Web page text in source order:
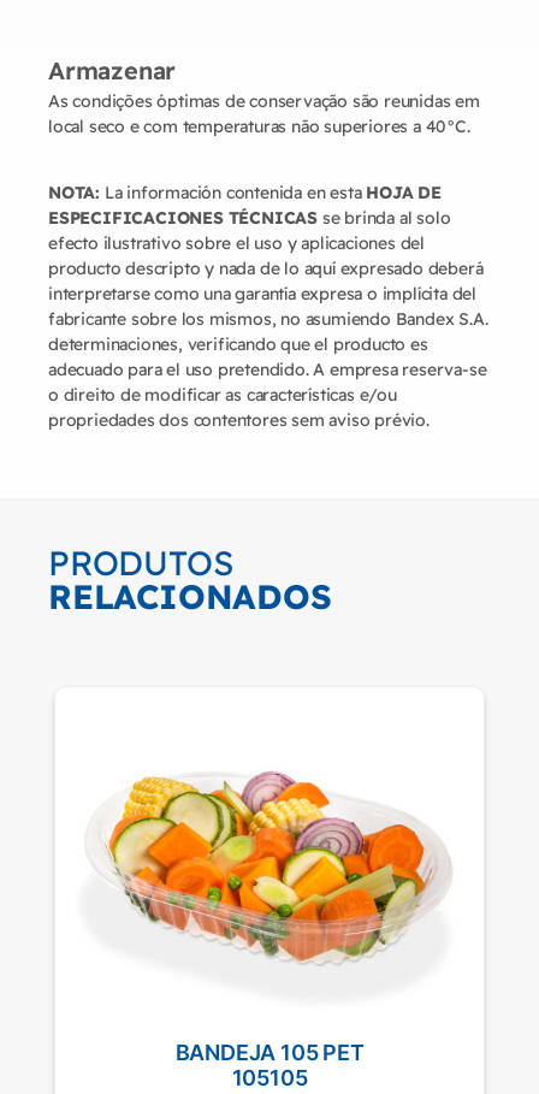
Armazenar
As condições óptimas de conservação são reunidas em
local seco e com temperaturas não superiores a 40°C.
NOTA: La información contenida en esta HOJA DE
ESPECIFICACIONES TÉCNICAS se brinda al solo
efecto ilustrativo sobre el uso y aplicaciones del
producto descripto y nada de lo aquí expresado deberá
interpretarse como una garantía expresa o implícita del
fabricante sobre los mismos, no asumiendo Bandex S.A.
determinaciones, verificando que el producto es
adecuado para el uso pretendido. A empresa reserva-se
o direito de modificar as características e/ou
propriedades dos contentores sem aviso prévio.
PRODUTOS
RELACIONADOS
BANDEJA 105 PET
105105